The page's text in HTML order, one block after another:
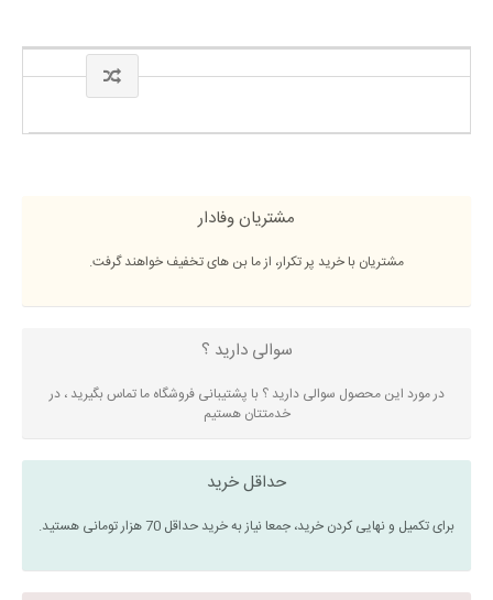
مشتریان وفادار
مشتریان با خرید پر تکرار، از ما بن های تخفیف خواهند گرفت.
سوالی دارید ؟
در مورد این محصول سوالی دارید ؟ با پشتیبانی فروشگاه ما تماس بگیرید ، در
خدمتتان هستیم
حداقل خرید
برای تکمیل و نهایی کردن خرید، جمعا نیاز به خرید حداقل 70 هزار تومانی هستید.